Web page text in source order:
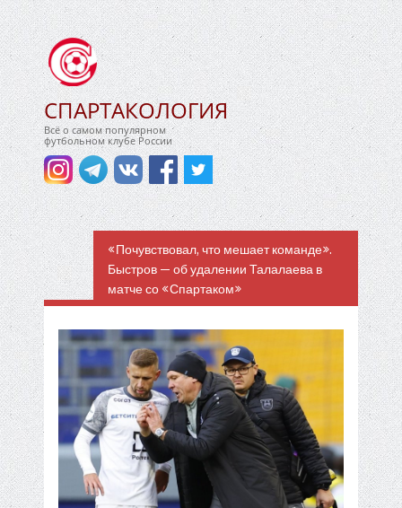
СПАРТАКОЛОГИЯ
Всё о самом популярном
футбольном клубе России
«Почувствовал, что мешает команде».
Быстров — об удалении Талалаева в
матче со «Спартаком»